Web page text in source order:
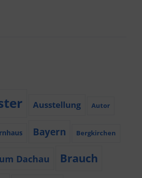
Ausstellung Autor
Bayern Bergkirchen
Dachau Brauch